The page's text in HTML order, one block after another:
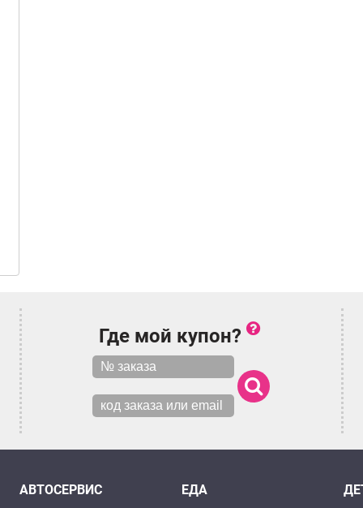
Где мой купон?
АВТОСЕРВИС ЕДА